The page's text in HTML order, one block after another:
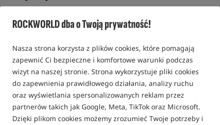
ROCKWORLD dba o Twoją prywatność!
Nasza strona korzysta z plików cookies, które pomagają
zapewnić Ci bezpieczne i komfortowe warunki podczas
wizyt na naszej stronie. Strona wykorzystuje pliki cookies
do zapewnienia prawidłowego działania, analizy ruchu
oraz wyświetlania spersonalizowanych reklam przez
partnerów takich jak Google, Meta, TikTok oraz Microsoft.
Dzięki plikom cookies możemy zrozumieć Twoje potrzeby i
Przynętowe kulki pływające serii ISO Fish w białym kolorze /
Mainline
0 opinii